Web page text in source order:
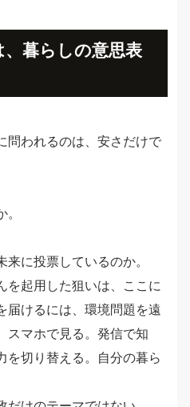
暮らしの意思表
問われるのは、安さだけで
に投票しているのか。
を起用した狙いは、ここに
届けるには、環境問題を遠
スマホで見る。発信で知
を切り替える。自分の暮ら